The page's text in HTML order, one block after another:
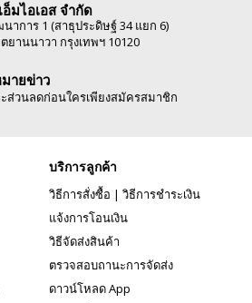
มไอเอส จำกัด
าการ 1 (สาธุประดิษฐ์ 34 แยก 6)
ยานนาวา กรุงเทพฯ 10120
ายข่าว
ส่วนลดก่อนใครเพียงสมัครสมาชิก
บริการลูกค้า
วิธีการสั่งซื้อ | วิธีการชำระเงิน
แจ้งการโอนเงิน
วิธีจัดส่งสินค้า
ตรวจสอบถานะการจัดส่ง
ดาวน์โหลด App